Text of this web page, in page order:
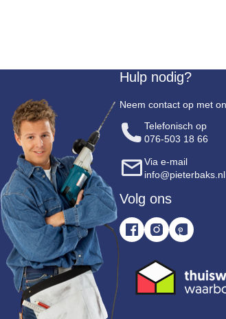
Hulp nodig?
Neem contact op met
Telefonisch op
076-503 18 66
Via e-mail
info@pieterbaks.nl
Volg ons